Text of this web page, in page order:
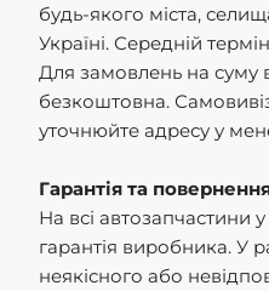
будь-якого міста,
Україні. Середній
Для замовлень на суму
безкоштовна.
уточнюйте адресу у
Гарантія та
На всі автозапчастини
гарантія виробника. У
неякісного або